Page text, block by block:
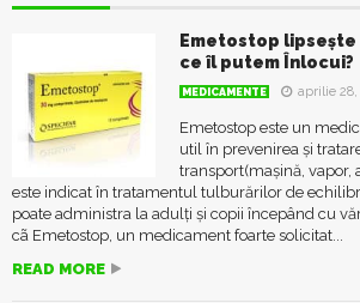
Emetostop lipsește
ce îl putem Înlocui?
MEDICAMENTE aprilie 28,
Emetostop este un
util în prevenirea și
transport(mașină, vapor,
este indicat în tratamentul tulburărilor de
poate administra la adulți și copii începând cu
cã Emetostop, un medicament foarte solicitat...
READ MORE